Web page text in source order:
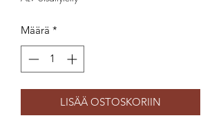
Määrä *
LISÄÄ OSTOSKORIIN